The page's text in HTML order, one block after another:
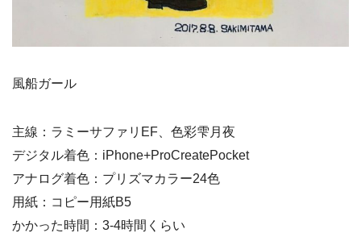
風船ガール
主線：ラミーサファリEF、色彩雫月夜
デジタル着色：iPhone+ProCreatePocket
アナログ着色：プリズマカラー24色
用紙：コピー用紙B5
かかった時間：3-4時間くらい